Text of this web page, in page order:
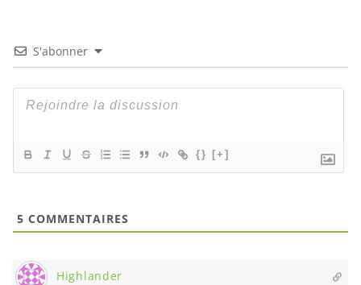
S'abonner
{} [+]
5 COMMENTAIRES
Highlander